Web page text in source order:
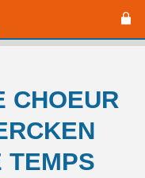
CHOEUR
TEMPS